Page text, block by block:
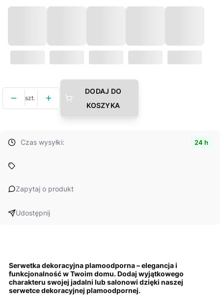
szt.
DODAJ DO
KOSZYKA
Czas wysyłki: 24 h
Zapytaj o produkt
Udostępnij
Serwetka dekoracyjna plamoodporna – elegancja i
funkcjonalność w Twoim domu. Dodaj wyjątkowego
charakteru swojej jadalni lub salonowi dzięki naszej
serwetce dekoracyjnej plamoodpornej.